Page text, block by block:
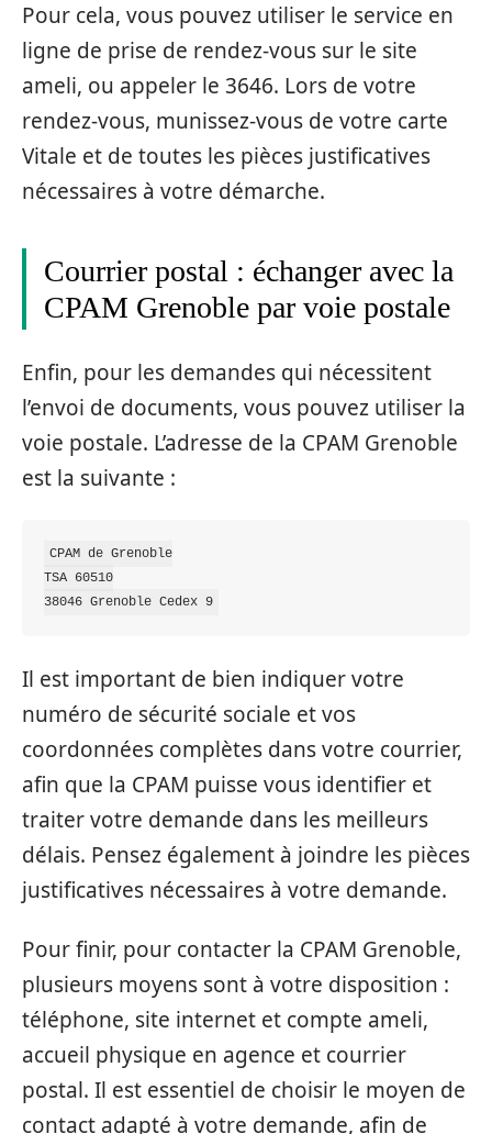
Pour cela, vous pouvez utiliser le service en
ligne de prise de rendez-vous sur le site
ameli, ou appeler le 3646. Lors de votre
rendez-vous, munissez-vous de votre carte
Vitale et de toutes les pièces justificatives
nécessaires à votre démarche.
Courrier postal : échanger avec la
CPAM Grenoble par voie postale
Enfin, pour les demandes qui nécessitent
l’envoi de documents, vous pouvez utiliser la
voie postale. L’adresse de la CPAM Grenoble
est la suivante :
CPAM de Grenoble
TSA 60510
Il est important de bien indiquer votre
numéro de sécurité sociale et vos
coordonnées complètes dans votre courrier,
afin que la CPAM puisse vous identifier et
traiter votre demande dans les meilleurs
délais. Pensez également à joindre les pièces
justificatives nécessaires à votre demande.
Pour finir, pour contacter la CPAM Grenoble,
plusieurs moyens sont à votre disposition :
téléphone, site internet et compte ameli,
accueil physique en agence et courrier
postal. Il est essentiel de choisir le moyen de
contact adapté à votre demande, afin de